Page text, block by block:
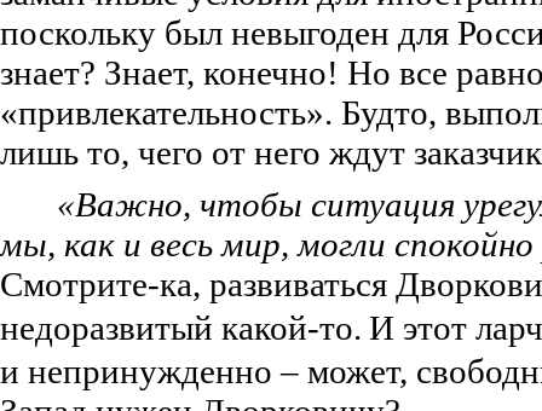
поскольку был невыгоден для
знает? Знает, конечно! Но все
«привлекательность». Будто,
лишь то, чего от него ждут
«Важно, чтобы ситуация
мы, как и весь мир, могли
Смотрите-ка, развиваться
недоразвитый какой-то. И этот
и непринужденно – может,